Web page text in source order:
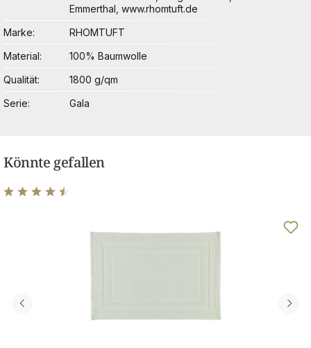
Emmerthal, www.rhomtuft.de
Marke
RHOMTUFT
Material
100% Baumwolle
Qualität
1800 g/qm
Serie
Gala
Könnte gefallen